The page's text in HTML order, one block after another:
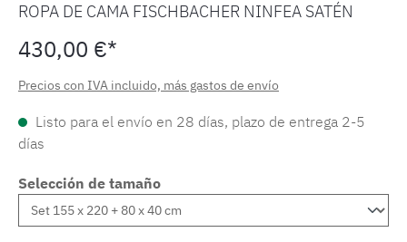
ROPA DE CAMA FISCHBACHER NINFEA SATÉN
430,00 €*
Precios con IVA incluido, más gastos de envío
Listo para el envío en 28 días, plazo de entrega 2-5
días
Selección de tamaño